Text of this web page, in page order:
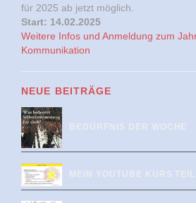
für 2025 ab jetzt möglich.
Start: 14.02.2025
Weitere Infos und Anmeldung zum
Kommunikation
NEUE BEITRÄGE
BEDÜRFNIS DER WOCHE
MEIN YOUTUBE KURS